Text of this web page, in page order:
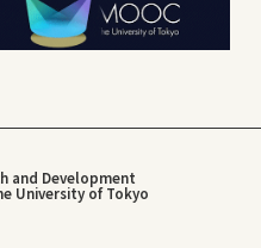
and Development
University of Tokyo